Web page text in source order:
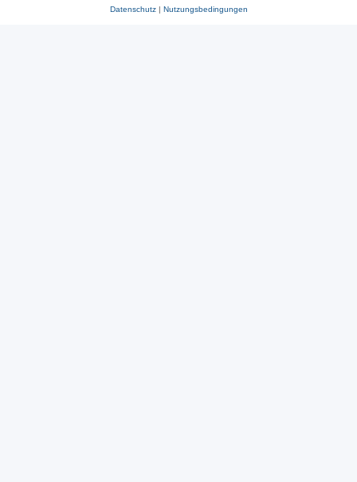
Datenschutz| Nutzungsbedingungen